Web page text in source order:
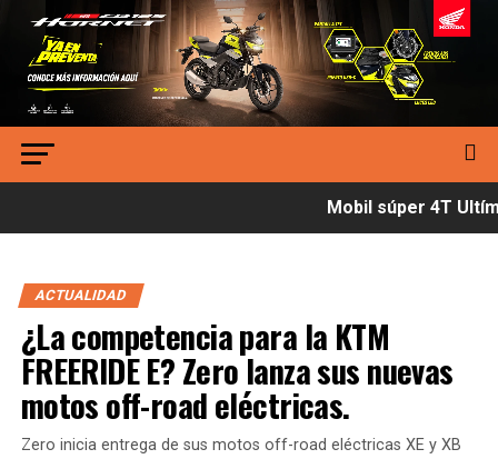
Mobil súper 4T
ACTUALIDAD
¿La competencia para la KTM
FREERIDE E? Zero lanza sus nuevas
motos off-road eléctricas.
Zero inicia entrega de sus motos off-road eléctricas XE y XB